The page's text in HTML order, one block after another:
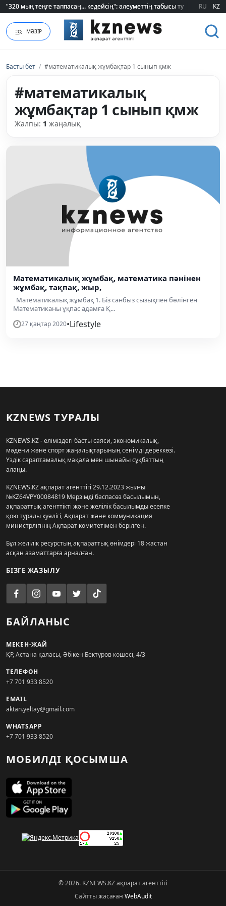
"320 мың теңге таппасаң... кедейсің": әлеуметтің табысы туралы түсінігі
"320 мың теңге таппасаң... кедейсің": әлеуметтің табысы туралы түсінігі
RU KZ
МӘЗІР
Басты бет / #математикалық жұмбақтар 1 сынып қмж
#математикалық
жұмбақтар 1 сынып қмж
Жалпы: 1 жаңалық
Математикалық жұмбақ, математика пәнінен
жұмбақ, тақпақ, жыр,
Математикалық жұмбақ 1. Біз санбыз сызықпен бөлінген
Математиканы ұқпас адамға Қ...
27 қаңтар 2020•Lifestyle
KZNEWS ТУРАЛЫ
KZNEWS.KZ - еліміздегі басты саяси, экономикалық,
мәдени және спорт жаңалықтарының сенімді дереккөзі.
Үздік сараптамалық мақала мен шынайы сұқбаттың
алаңы.
KZNEWS.KZ ақпарат агенттігі 29.12.2023 жылғы
№KZ64VPY00084819 Мерзімді баспасөз басылымын,
ақпараттық агенттікті және желілік басылымды есепке
қою туралы куәлігі, Ақпарат және коммуникация
министрлігінің Ақпарат комитетімен берілген.
Бұл желілік ресурстың ақпараттық өнімдері 18 жастан
асқан азаматтарға арналған.
БІЗГЕ ЖАЗЫЛУ
БАЙЛАНЫС
МЕКЕН-ЖАЙ
ҚР, Астана қаласы, Әбікен Бектұров көшесі, 4/3
ТЕЛЕФОН
+7 701 933 8520
EMAIL
aktan.yeltay@gmail.com
WHATSAPP
+7 701 933 8520
МОБИЛДІ ҚОСЫМША
© 2026. KZNEWS.KZ ақпарат агенттігі
Сайтты жасаған WebAudit